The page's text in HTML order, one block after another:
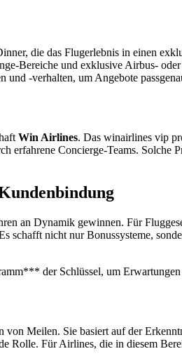
die das Flugerlebnis in einen
Bereiche und exklusive Airbus-
-verhalten, um Angebote
Win Airlines. Das winairlines vip
Concierge-Teams. Solche
an Dynamik gewinnen. Für
schafft nicht nur Bonussysteme,
der Schlüssel, um
Meilen. Sie basiert auf der
Rolle. Für Airlines, die in diesem